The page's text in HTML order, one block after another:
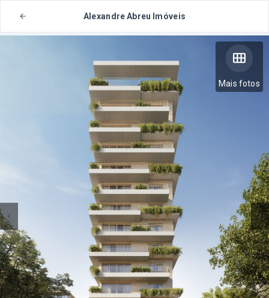
Alexandre Abreu Imóveis
Mais fotos